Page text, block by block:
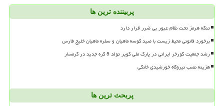
پربیننده ترین ها
تنگه هرمز تحت نظام عبور بی ضرر قرار دارد
برخورد قانونی محیط زیست با صید کوسه ماهیان و سفره ماهیان خلیج فارس
رشد جمعیت گورخر ایرانی در پارک ملی کویر تولد 5 کره جدید در گرمسار
هزینه نصب نیروگاه خورشیدی خانگی
پربحث ترین ها